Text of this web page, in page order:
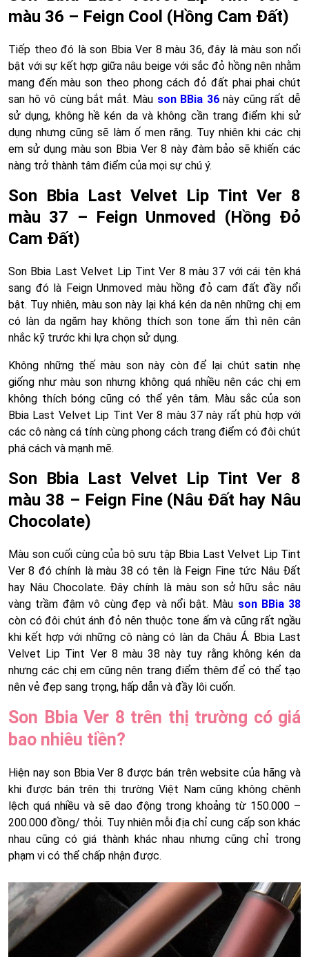
màu 36 – Feign Cool (Hồng Cam Đất)
Tiếp theo đó là son Bbia Ver 8 màu 36, đây là màu son nổi
bật với sự kết hợp giữa nâu beige với sắc đỏ hồng nên nhằm
mang đến màu son theo phong cách đỏ đất phai phai chút
san hô vô cùng bắt mắt. Màu son BBia 36này cũng rất dễ
sử dụng, không hề kén da và không cần trang điểm khi sử
dụng nhưng cũng sẽ làm ố men răng. Tuy nhiên khi các chị
em sử dụng màu son Bbia Ver 8 này đàm bảo sẽ khiến các
nàng trở thành tâm điểm của mọi sự chú ý.
Son Bbia Last Velvet Lip Tint Ver 8
màu 37 – Feign Unmoved (Hồng Đỏ
Cam Đất)
Son Bbia Last Velvet Lip Tint Ver 8 màu 37 với cái tên khá
sang đó là Feign Unmoved màu hồng đỏ cam đất đầy nổi
bật. Tuy nhiên, màu son này lại khá kén da nên những chị em
có làn da ngăm hay không thích son tone ấm thì nên cân
nhắc kỹ trước khi lựa chọn sử dụng.
Không những thế màu son này còn để lại chút satin nhẹ
giống như màu son nhưng không quá nhiều nên các chị em
không thích bóng cũng có thể yên tâm. Màu sắc của son
Bbia Last Velvet Lip Tint Ver 8 màu 37 này rất phù hợp với
các cô nàng cá tính cùng phong cách trang điểm có đôi chút
phá cách và mạnh mẽ.
Son Bbia Last Velvet Lip Tint Ver 8
màu 38 – Feign Fine (Nâu Đất hay Nâu
Chocolate)
Màu son cuối cùng của bộ sưu tập Bbia Last Velvet Lip Tint
Ver 8 đó chính là màu 38 có tên là Feign Fine tức Nâu Đất
hay Nâu Chocolate. Đây chính là màu son sở hữu sắc nâu
vàng trầm đậm vô cùng đẹp và nổi bật. Màu son BBia 38
còn có đôi chút ánh đỏ nên thuộc tone ấm và cũng rất ngầu
khi kết hợp với những cô nàng có làn da Châu Á. Bbia Last
Velvet Lip Tint Ver 8 màu 38 này tuy rằng không kén da
nhưng các chị em cũng nên trang điểm thêm để có thể tạo
nên vẻ đẹp sang trọng, hấp dẫn và đầy lôi cuốn.
Son Bbia Ver 8 trên thị trường có giá
bao nhiêu tiền?
Hiện nay son Bbia Ver 8 được bán trên website của hãng và
khi được bán trên thị trường Việt Nam cũng không chênh
lệch quá nhiều và sẽ dao động trong khoảng từ 150.000 –
200.000 đồng/ thỏi. Tuy nhiên mỗi địa chỉ cung cấp son khác
nhau cũng có giá thành khác nhau nhưng cũng chỉ trong
phạm vi có thể chấp nhận được.